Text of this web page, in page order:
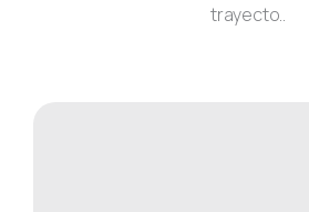
trayecto..